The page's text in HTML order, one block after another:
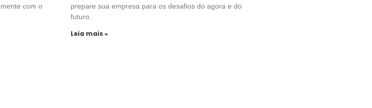
com o
prepare sua empresa para os desafios do agora e do
futuro.
Leia mais »